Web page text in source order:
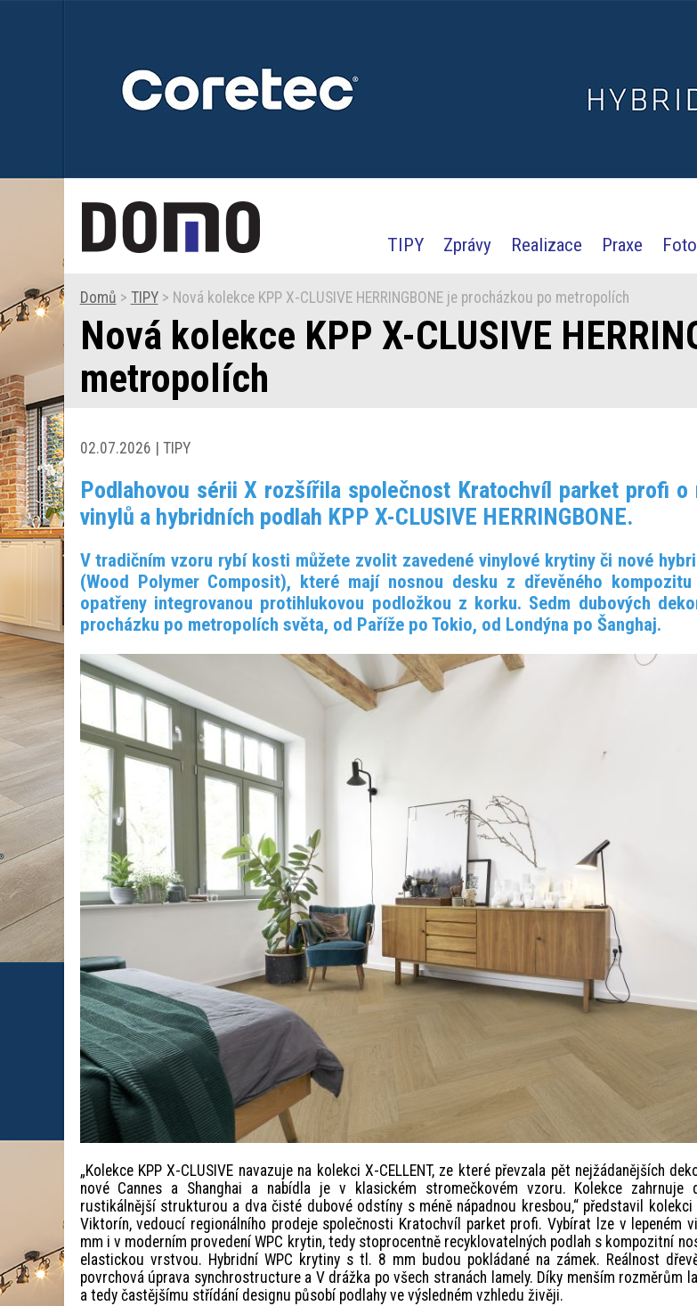
TIPY Zprávy Realizace Praxe
Domů > TIPY> Nová kolekce KPP X-CLUSIVE HERRINGBONE je procházkou po metropolích
Nová kolekce KPP X-CLUSIVE
metropolích
02.07.2026 | TIPY
Podlahovou sérii X rozšířila společnost Kratochvíl parket profi o
vinylů a hybridních podlah KPP X-CLUSIVE HERRINGBONE.
V tradičním vzoru rybí kosti můžete zvolit zavedené vinylové krytiny či nové
(Wood Polymer Composit), které mají nosnou desku z dřevěného
opatřeny integrovanou protihlukovou podložkou z korku. Sedm dubových
procházku po metropolích světa, od Paříže po Tokio, od Londýna po Šanghaj.
„Kolekce KPP X-CLUSIVE navazuje na kolekci X-CELLENT, ze které převzala pět nejžádanějších
nové Cannes a Shanghai a nabídla je v klasickém stromečkovém vzoru. Kolekce zahrnuje
rustikálnější strukturou a dva čisté dubové odstíny s méně nápadnou kresbou,“ představil kolekci
Viktorín, vedoucí regionálního prodeje společnosti Kratochvíl parket profi. Vybírat lze v lepeném
mm i v moderním provedení WPC krytin, tedy stoprocentně recyklovatelných podlah s kompozitní
elastickou vrstvou. Hybridní WPC krytiny s tl. 8 mm budou pokládané na zámek. Reálnost
povrchová úprava synchrostructure a V drážka po všech stranách lamely. Díky menším rozměrům
a tedy častějšímu střídání designu působí podlahy ve výsledném vzhledu živěji.